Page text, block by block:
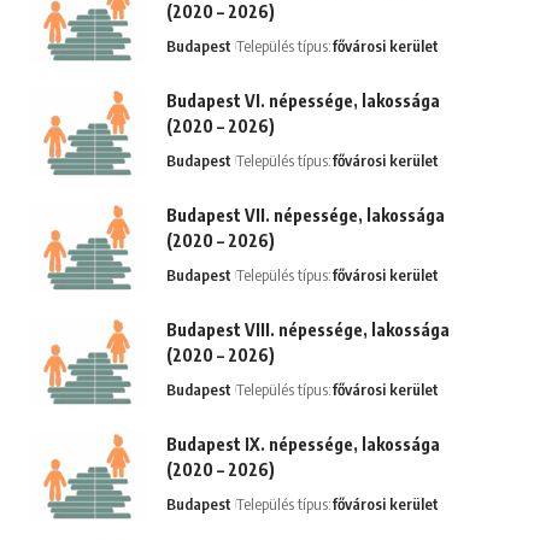
(2020 – 2026)
Budapest Település típus:fővárosi kerület
Budapest VI. népessége, lakossága
(2020 – 2026)
Budapest Település típus:fővárosi kerület
Budapest VII. népessége, lakossága
(2020 – 2026)
Budapest Település típus:fővárosi kerület
Budapest VIII. népessége, lakossága
(2020 – 2026)
Budapest Település típus:fővárosi kerület
Budapest IX. népessége, lakossága
(2020 – 2026)
Budapest Település típus:fővárosi kerület